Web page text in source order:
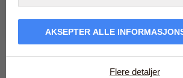
Les mer
AKSEPTER ALLE
Flere detaljer